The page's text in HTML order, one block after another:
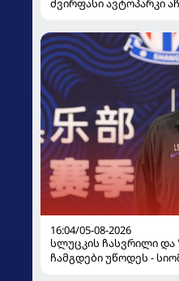
ძვირფასი ავტოპარკი
16:04/05-08-2026
სლუცკის ჩასვრილი და
ჩამგდები უწოდეს -